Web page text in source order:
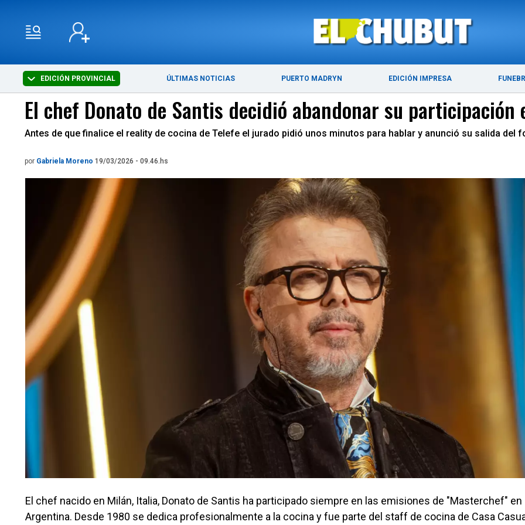
EDICIÓN PROVINCIAL ÚLTIMAS NOTICIAS PUERTO MADRYN EDICIÓN IMPRESA
ÚLTIMAS NOTICIAS PUERTO MADRYN
El chef Donato de Santis decidió abandonar su participación
Antes de que finalice el reality de cocina de Telefe el jurado pidió unos minutos para hablar y anunció su salida
por Gabriela Moreno 19/03/2026 - 09.46.hs
El chef nacido en Milán, Italia, Donato de Santis ha participado siempre en las emisiones de "Masterchef" en
Argentina. Desde 1980 se dedica profesionalmente a la cocina y fue parte del staff de cocina de Casa